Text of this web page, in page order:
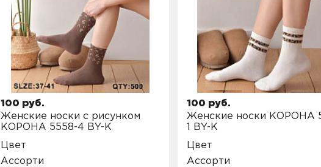
100 руб.
Женские носки с рисунком
КОРОНА 5558-4 BY-K
Цвет
Ассорти
100 руб.
Женские носки КОРОНА
1 BY-K
Цвет
Ассорти